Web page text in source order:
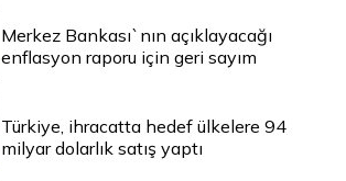
Merkez Bankası`nın açıklayacağı
enflasyon raporu için geri sayım
Türkiye, ihracatta hedef ülkelere 94
milyar dolarlık satış yaptı